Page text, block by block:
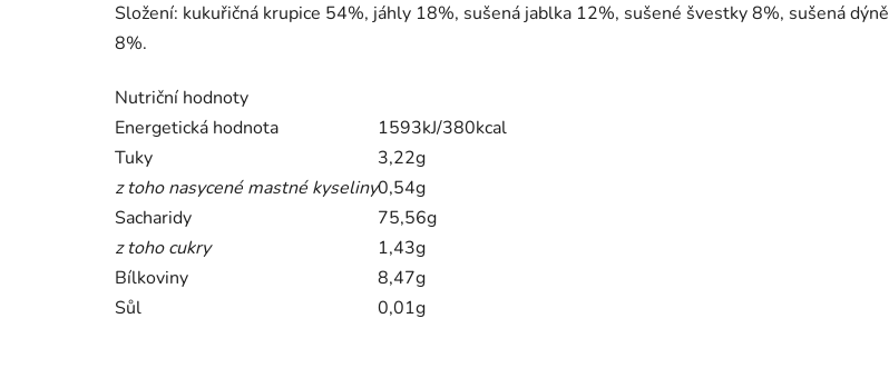
Složení: kukuřičná krupice 54%, jáhly 18%, sušená jablka 12%, sušené švestky 8%, sušená dýně
8%.
Nutriční hodnoty
Energetická hodnota
1593kJ/380kcal
Tuky
3,22g
z toho nasycené mastné kyseliny0,54g
Sacharidy
75,56g
z toho cukry
1,43g
Bílkoviny
8,47g
Sůl
0,01g